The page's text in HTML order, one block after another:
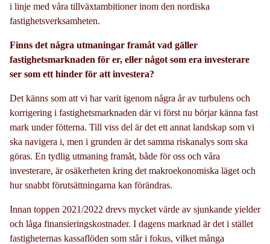
i linje med våra tillväxtambitioner inom den nordiska
fastighetsverksamheten.
Finns det några utmaningar framåt vad gäller
fastighetsmarknaden för er, eller något som era investerare
ser som ett hinder för att investera?
Det känns som att vi har varit igenom några år av turbulens och
korrigering i fastighetsmarknaden där vi först nu börjar känna fast
mark under fötterna. Till viss del är det ett annat landskap som vi
ska navigera i, men i grunden är det samma riskanalys som ska
göras. En tydlig utmaning framåt, både för oss och våra
investerare, är osäkerheten kring det makroekonomiska läget och
hur snabbt förutsättningarna kan förändras.
Innan toppen 2021/2022 drevs mycket värde av sjunkande yielder
och låga finansieringskostnader. I dagens marknad är det i stället
fastigheternas kassaflöden som står i fokus, vilket många